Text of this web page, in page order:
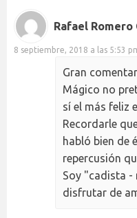
Rafael Romero
8 septiembre, 2018 a las 5:53
Gran
Mágico no
sí el más feliz
Recordarle
habló bien de
repercusión
Soy "cadista -
disfrutar de